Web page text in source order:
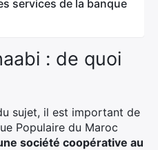
services de la banque
: de quoi
sujet, il est important de
Populaire du Maroc
société coopérative au